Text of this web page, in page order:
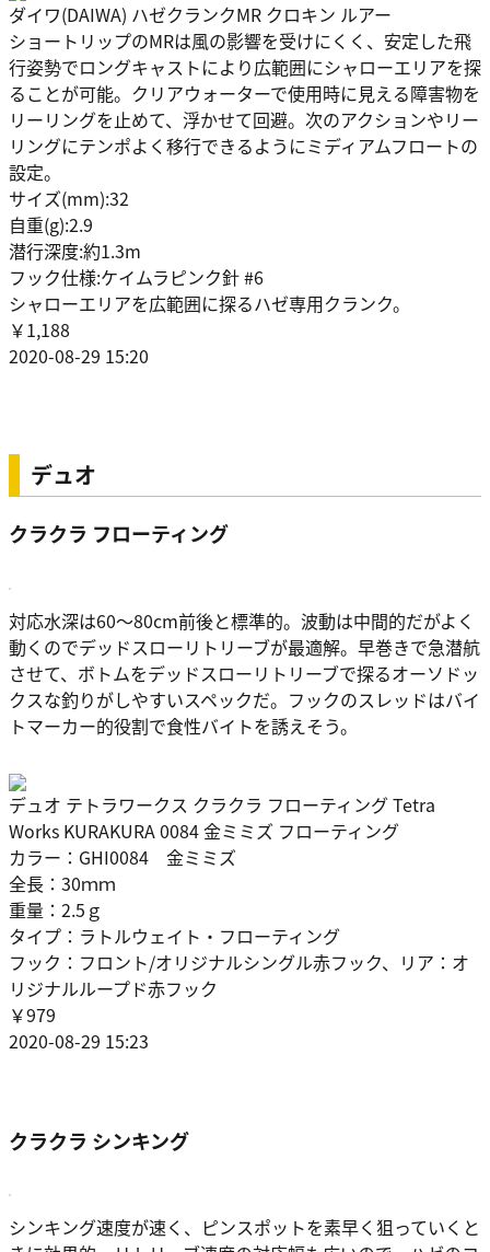
ダイワ(DAIWA) ハゼクランクMR クロキン ルアー
ショートリップのMRは風の影響を受けにくく、安定した飛
行姿勢でロングキャストにより広範囲にシャローエリアを探
ることが可能。クリアウォーターで使用時に見える障害物を
リーリングを止めて、浮かせて回避。次のアクションやリー
リングにテンポよく移行できるようにミディアムフロートの
設定。
サイズ(mm):32
自重(g):2.9
潜行深度:約1.3m
フック仕様:ケイムラピンク針 #6
シャローエリアを広範囲に探るハゼ専用クランク。
￥1,188
2020-08-29 15:20
デュオ
クラクラ フローティング
対応水深は60～80cm前後と標準的。波動は中間的だがよく
動くのでデッドスローリトリーブが最適解。早巻きで急潜航
させて、ボトムをデッドスローリトリーブで探るオーソドッ
クスな釣りがしやすいスペックだ。フックのスレッドはバイ
トマーカー的役割で食性バイトを誘えそう。
デュオ テトラワークス クラクラ フローティング Tetra
Works KURAKURA 0084 金ミミズ フローティング
カラー：GHI0084 金ミミズ
全長：30ｍｍ
重量：2.5ｇ
タイプ：ラトルウェイト・フローティング
フック：フロント/オリジナルシングル赤フック、リア：オ
リジナルループド赤フック
￥979
2020-08-29 15:23
クラクラ シンキング
シンキング速度が速く、ピンスポットを素早く狙っていくと